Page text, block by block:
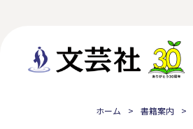
ホーム 書籍案内